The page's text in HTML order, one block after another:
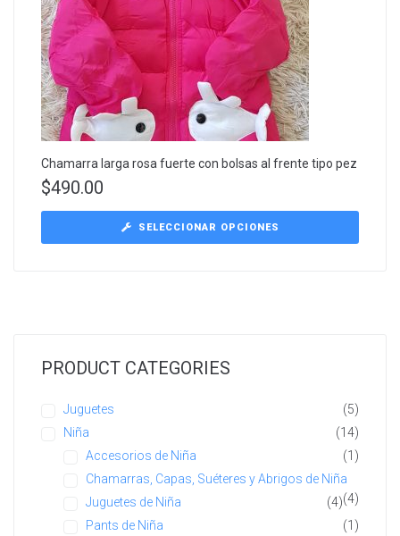
Chamarra larga rosa fuerte con bolsas al frente tipo pez
$490.00
SELECCIONAR OPCIONES
PRODUCT CATEGORIES
Juguetes
(5)
Niña
(14)
Accesorios de Niña
(1)
Chamarras, Capas, Suéteres y Abrigos de Niña
(4)
Juguetes de Niña
(4)
Pants de Niña
(1)